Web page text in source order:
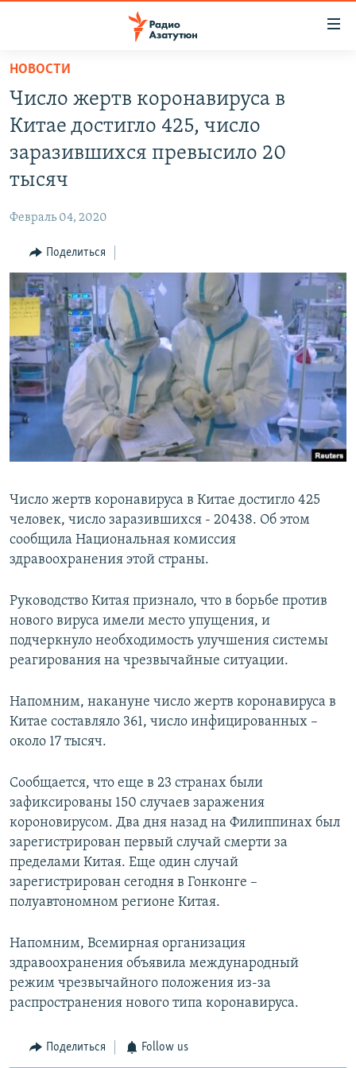
Перейти
основному
содержанию
основной
Перейти
поиску
РЕГИОН
НАГОРНЫЙ КАРАБАХ
КУЛЬТУРА
СПОРТ
АРХИВ
Հայերեն
English
Русский
НОВОСТИ
Число жертв коронавируса в
Китае достигло 425, число
заразившихся превысило 20
тысяч
Февраль 04, 2020
Поделиться
Число жертв коронавируса в Китае достигло 425
человек, число заразившихся - 20438. Об этом
сообщила Национальная комиссия
здравоохранения этой страны.
Руководство Китая признало, что в борьбе против
нового вируса имели место упущения, и
подчеркнуло необходимость улучшения системы
реагирования на чрезвычайные ситуации.
Напомним, накануне число жертв коронавируса в
Китае составляло 361, число инфицированных –
около 17 тысяч.
Сообщается, что еще в 23 странах были
зафиксированы 150 случаев заражения
короновирусом. Два дня назад на Филиппинах был
зарегистрирован первый случай смерти за
пределами Китая. Еще один случай
зарегистрирован сегодня в Гонконге –
полуавтономном регионе Китая.
Напомним, Всемирная организация
здравоохранения объявила международный
режим чрезвычайного положения из-за
распространения нового типа коронавируса.
Поделиться Follow us